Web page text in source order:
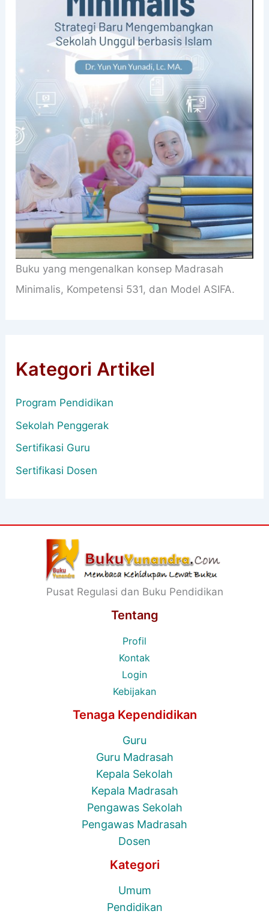
Buku yang mengenalkan konsep Madrasah
Minimalis, Kompetensi 531, dan Model ASIFA.
Kategori Artikel
Program Pendidikan
Sekolah Penggerak
Sertifikasi Guru
Sertifikasi Dosen
Pusat Regulasi dan Buku Pendidikan
Tentang
Profil
Kontak
Login
Kebijakan
Tenaga Kependidikan
Guru
Guru Madrasah
Kepala Sekolah
Kepala Madrasah
Pengawas Sekolah
Pengawas Madrasah
Dosen
Kategori
Umum
Pendidikan